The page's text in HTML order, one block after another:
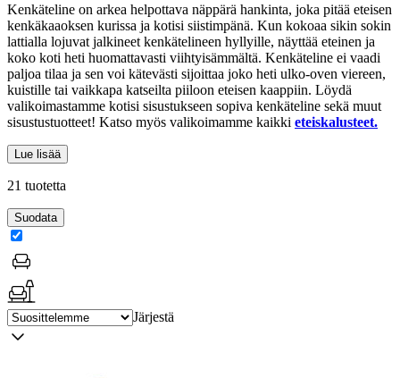
Kenkäteline on arkea helpottava näppärä hankinta, joka pitää eteisen
kenkäkaaoksen kurissa ja kotisi siistimpänä. Kun kokoaa sikin sokin
lattialla lojuvat jalkineet kenkätelineen hyllyille, näyttää eteinen ja
koko koti heti huomattavasti viihtyisämmältä. Kenkäteline ei vaadi
paljoa tilaa ja sen voi kätevästi sijoittaa joko heti ulko-oven viereen,
kuistille tai vaikkapa katseilta piiloon eteisen kaappiin. Löydä
valikoimastamme kotisi sisustukseen sopiva kenkäteline sekä muut
sisustustuotteet! Katso myös valikoimamme kaikki eteiskalusteet.
Lue lisää
21 tuotetta
Suodata
Järjestä